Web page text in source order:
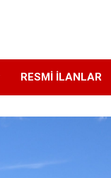
RESMI İLANLAR